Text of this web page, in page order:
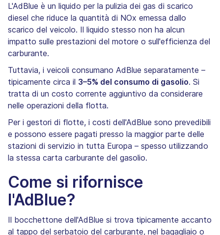
L'AdBlue è un liquido per la pulizia dei gas di scarico
diesel che riduce la quantità di NOx emessa dallo
scarico del veicolo. Il liquido stesso non ha alcun
impatto sulle prestazioni del motore o sull'efficienza del
carburante.
Tuttavia, i veicoli consumano AdBlue separatamente –
tipicamente circa il 3–5% del consumo di gasolio. Si
tratta di un costo corrente aggiuntivo da considerare
nelle operazioni della flotta.
Per i gestori di flotte, i costi dell'AdBlue sono prevedibili
e possono essere pagati presso la maggior parte delle
stazioni di servizio in tutta Europa – spesso utilizzando
la stessa carta carburante del gasolio.
Come si rifornisce
l'AdBlue?
Il bocchettone dell'AdBlue si trova tipicamente accanto
al tappo del serbatoio del carburante, nel bagagliaio o